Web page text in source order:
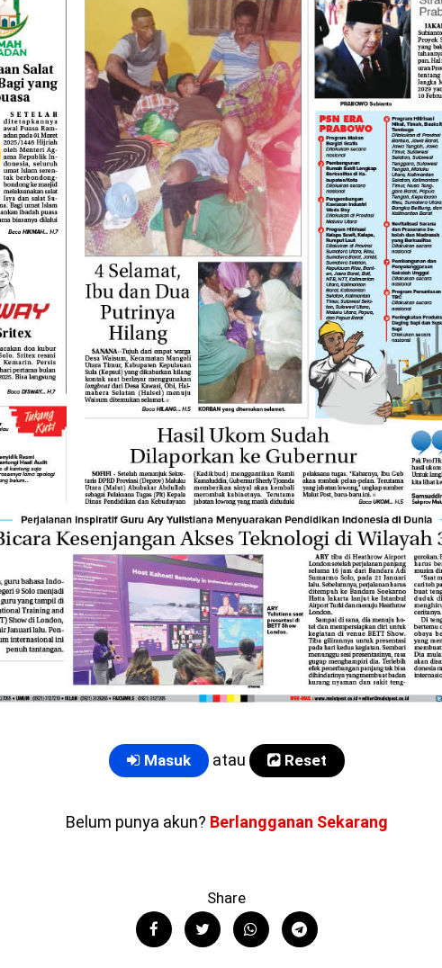
Masuk atau Reset
Belum punya akun? Berlangganan Sekarang
Share